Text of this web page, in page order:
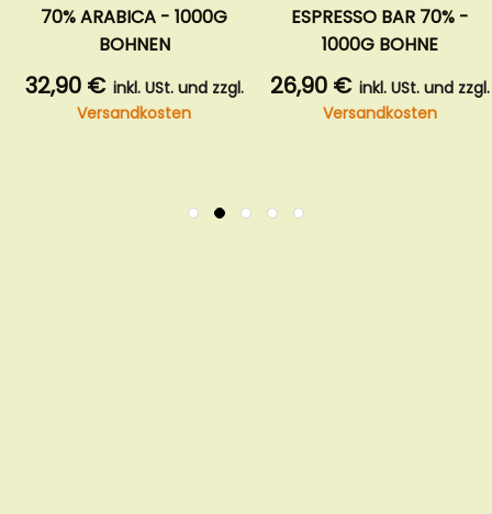
- 1000G
inkl. USt. und zzgl.
ESPRESSO BAR 70% -
1000G BOHNE
26,90 €
inkl. USt. und zzgl.
Versandkosten
ARABICA
30,90 €